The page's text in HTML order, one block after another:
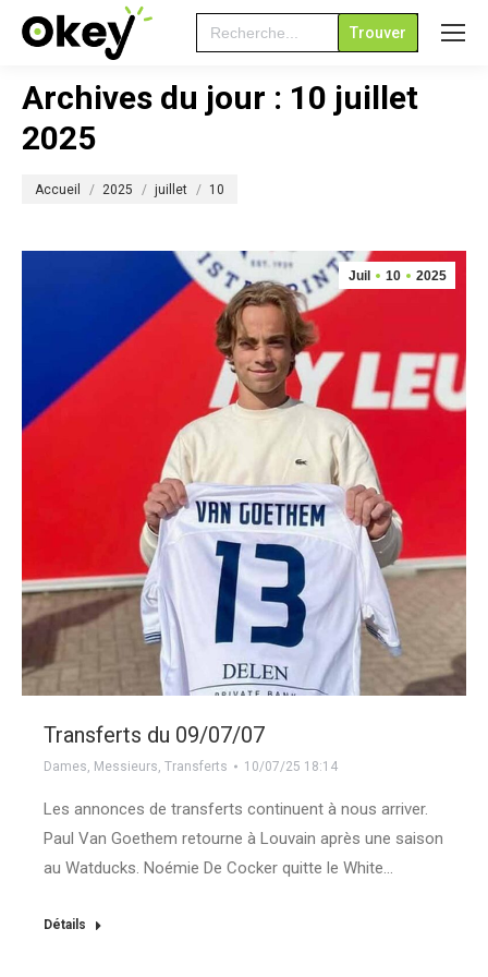
Search
for:
Archives du jour : 10 juillet
2025
Accueil 2025 juillet 10
Juil 10 2025
Transferts du 09/07/07
Dames, Messieurs, Transferts 10/07/25 18:14
Les annonces de transferts continuent à nous arriver.
Paul Van Goethem retourne à Louvain après une saison
au Watducks. Noémie De Cocker quitte le White…
Détails